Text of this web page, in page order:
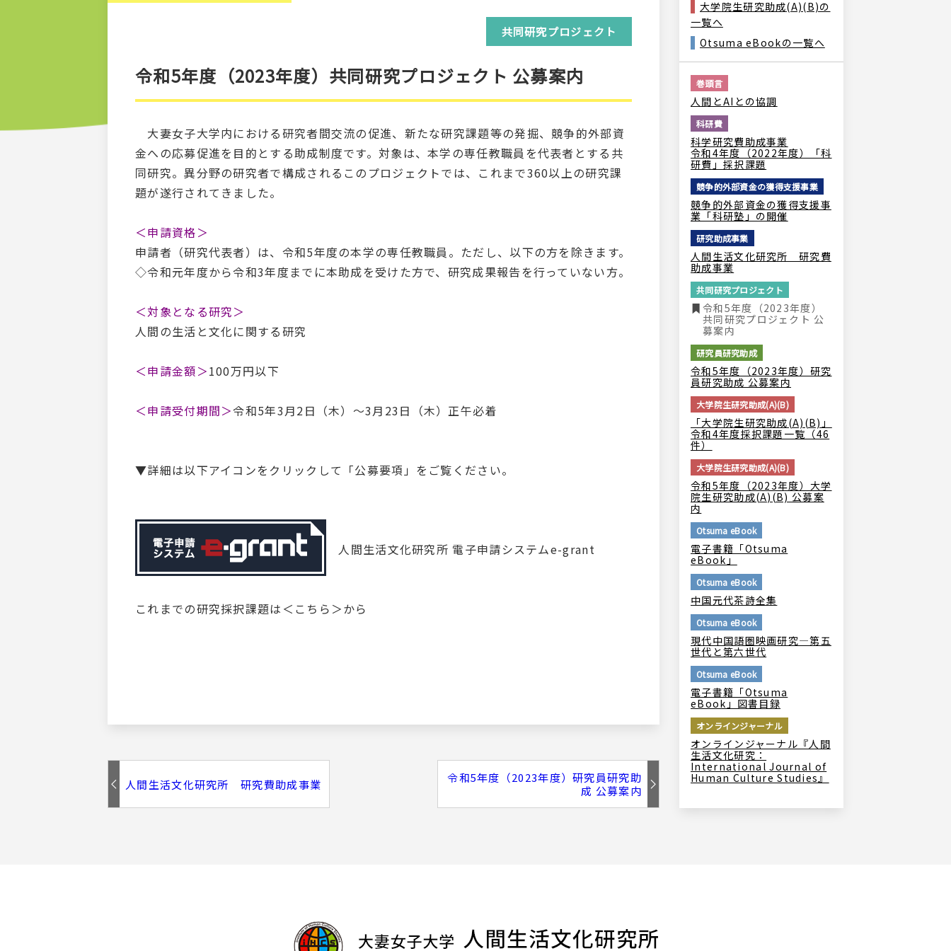
共同研究プロジェクト
令和5年度（2023年度）共同研究プロジェクト 公募案内
大妻女子大学内における研究者間交流の促進、新たな研究課題等の発掘、競争的外部資
金への応募促進を目的とする助成制度です。対象は、本学の専任教職員を代表者とする共
同研究。異分野の研究者で構成されるこのプロジェクトでは、これまで360以上の研究課
題が遂行されてきました。
＜申請資格＞
申請者（研究代表者）は、令和5年度の本学の専任教職員。ただし、以下の方を除きます。
◇令和元年度から令和3年度までに本助成を受けた方で、研究成果報告を行っていない方。
＜対象となる研究＞
人間の生活と文化に関する研究
＜申請金額＞100万円以下
＜申請受付期間＞令和5年3月2日（木）～3月23日（木）正午必着
▼詳細は以下アイコンをクリックして「公募要項」をご覧ください。
人間生活文化研究所 電子申請システムe-grant
これまでの研究採択課題は ＜こちら＞から
人間生活文化研究所 研究費助成事業
令和5年度（2023年度）研究員研究助
成 公募案内
大学院生研究助成(A)(B)の
一覧へ
Otsuma eBookの一覧へ
巻頭言
人間とAIとの協調
科研費
科学研究費助成事業
令和4年度（2022年度）「科
研費」採択課題
競争的外部資金の獲得支援事業
競争的外部資金の獲得支援事
業「科研塾」の開催
研究助成事業
人間生活文化研究所 研究費
助成事業
共同研究プロジェクト
令和5年度（2023年度）
共同研究プロジェクト 公
募案内
研究員研究助成
令和5年度（2023年度）研究
員研究助成 公募案内
大学院生研究助成(A)(B)
「大学院生研究助成(A)(B)」
令和4年度採択課題一覧（46
件）
大学院生研究助成(A)(B)
令和5年度（2023年度）大学
院生研究助成(A)(B) 公募案
内
Otsuma eBook
電子書籍「Otsuma
eBook」
Otsuma eBook
中国元代茶詩全集
Otsuma eBook
現代中国語圏映画研究―第五
世代と第六世代
Otsuma eBook
電子書籍「Otsuma
eBook」図書目録
オンラインジャーナル
オンラインジャーナル『人間
生活文化研究：
International Journal of
Human Culture Studies』